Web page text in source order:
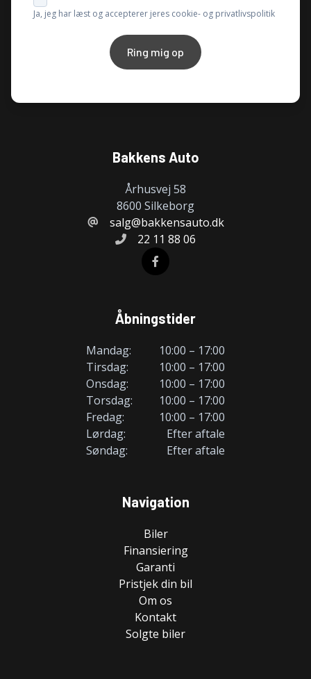
Ja, jeg har læst og accepterer jeres cookie- og privatlivspolitik
Ring mig op
Bakkens Auto
Århusvej 58
8600 Silkeborg
salg@bakkensauto.dk
22 11 88 06
Åbningstider
Mandag:
10:00 – 17:00
Tirsdag:
10:00 – 17:00
Onsdag:
10:00 – 17:00
Torsdag:
10:00 – 17:00
Fredag:
10:00 – 17:00
Lørdag:
Efter aftale
Søndag:
Efter aftale
Navigation
Biler
Finansiering
Garanti
Pristjek din bil
Om os
Kontakt
Solgte biler